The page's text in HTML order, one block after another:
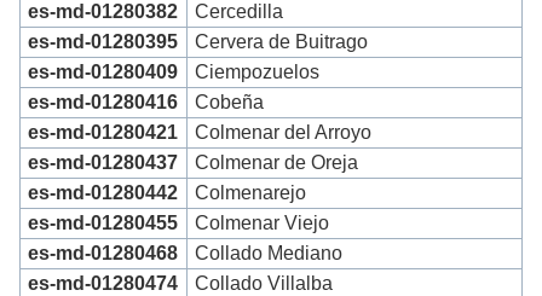
es-md-01280382
Cercedilla
es-md-01280395
Cervera de Buitrago
es-md-01280409
Ciempozuelos
es-md-01280416
Cobeña
es-md-01280421
Colmenar del Arroyo
es-md-01280437
Colmenar de Oreja
es-md-01280442
Colmenarejo
es-md-01280455
Colmenar Viejo
es-md-01280468
Collado Mediano
es-md-01280474
Collado Villalba